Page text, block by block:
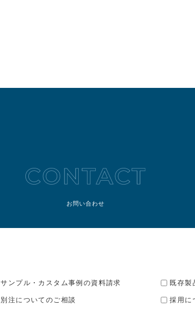
お問い合わせ
サンプル・カスタム事例の資料請求 既存製
別注についてのご相談 採用に